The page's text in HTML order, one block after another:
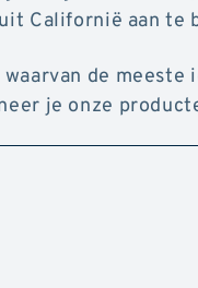
Californië aan te
de
je onze